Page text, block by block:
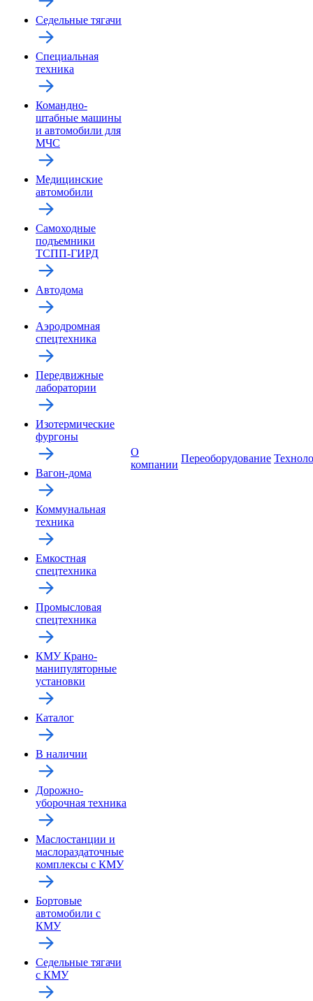
Седельные тягачи
Специальная
техника
Командно-
штабные машины
и автомобили для
МЧС
Медицинские
автомобили
Самоходные
подъемники
ТСПП-ГИРД
Автодома
Аэродромная
спецтехника
Передвижные
лаборатории
Изотермические
фургоны
Вагон-дома
Коммунальная
техника
Емкостная
спецтехника
Промысловая
спецтехника
КМУ Крано-
манипуляторные
установки
Каталог
В наличии
Дорожно-
уборочная техника
Маслостанции и
маслораздаточные
комплексы с КМУ
Бортовые
автомобили с
КМУ
Седельные тягачи
с КМУ
О
компании
Переоборудование